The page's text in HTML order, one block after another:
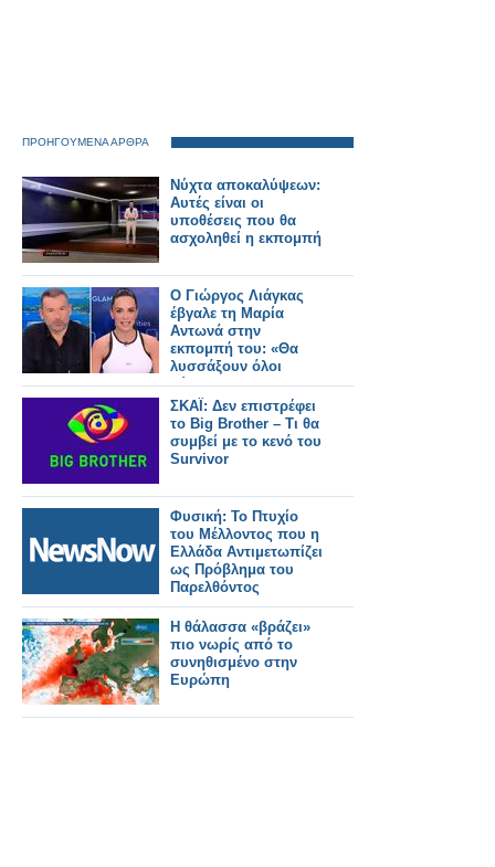
ΠΡΟΗΓΟΥΜΕΝΑ ΑΡΘΡΑ
Νύχτα αποκαλύψεων:
Αυτές είναι οι
υποθέσεις που θα
ασχοληθεί η εκπομπή
Ο Γιώργος Λιάγκας
έβγαλε τη Μαρία
Αντωνά στην
εκπομπή του: «Θα
λυσσάξουν όλοι
τώρα»
ΣΚΑΪ: Δεν επιστρέφει
το Big Brother – Τι θα
συμβεί με το κενό του
Survivor
Φυσική: Το Πτυχίο
του Μέλλοντος που η
Ελλάδα Αντιμετωπίζει
ως Πρόβλημα του
Παρελθόντος
Η θάλασσα «βράζει»
πιο νωρίς από το
συνηθισμένο στην
Ευρώπη